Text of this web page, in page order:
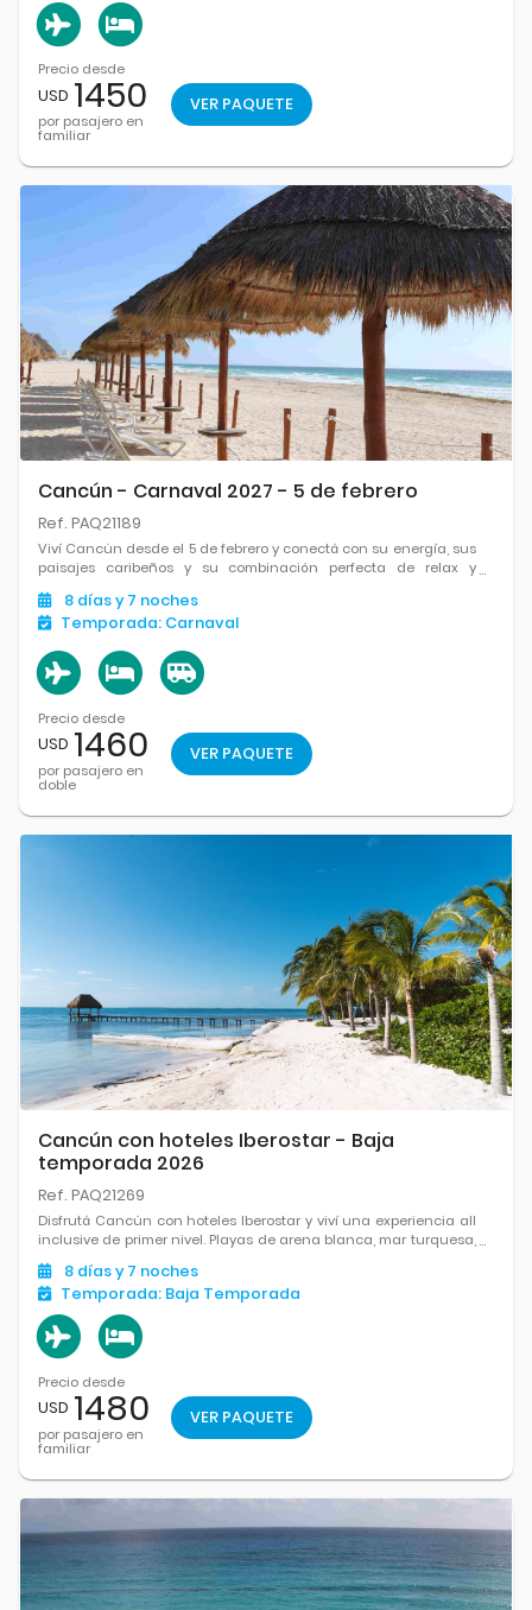
Precio desde
USD 1450
por pasajero en
familiar
VER PAQUETE
Cancún - Carnaval 2027 - 5 de febrero
Ref. PAQ21189
Viví Cancún desde el 5 de febrero y conectá con su energía, sus
paisajes caribeños y su combinación perfecta de relax y
entretenimiento.
8 díasy 7 noches
Temporada: Carnaval
Precio desde
USD 1460
por pasajero en
doble
VER PAQUETE
Cancún con hoteles Iberostar - Baja
temporada 2026
Ref. PAQ21269
Disfrutá Cancún con hoteles Iberostar y viví una experiencia all
inclusive de primer nivel. Playas de arena blanca, mar turquesa,
gastronomía destacada y el confort ideal para relajarte y
disfrutar al máximo del Caribe.
8 díasy 7 noches
Temporada: Baja Temporada
Precio desde
USD 1480
por pasajero en
familiar
VER PAQUETE